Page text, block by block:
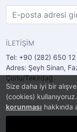
Size daha iyi bir
(cookies)
korunması hakkında
İLETİŞİM
Tel: +90 (282) 650 12
Adres: Şeyh Sinan,
Çorlu/Tekirdağ